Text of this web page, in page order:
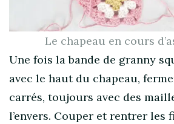
Le chapeau en cours
Une fois la bande de granny
avec le haut du chapeau,
carrés, toujours avec des
l’envers. Couper et rentrer les